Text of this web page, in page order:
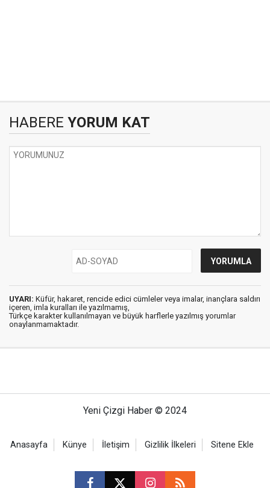
HABERE YORUM KAT
UYARI: Küfür, hakaret, rencide edici cümleler veya imalar, inançlara saldırı
içeren, imla kuralları ile yazılmamış,
Türkçe karakter kullanılmayan ve büyük harflerle yazılmış yorumlar
onaylanmamaktadır.
Yeni Çizgi Haber © 2024
Anasayfa Künye İletişim Gizlilik İlkeleri Sitene Ekle